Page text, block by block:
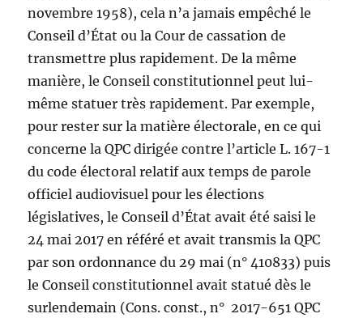
novembre 1958), cela n’a jamais empêché le
Conseil d’État ou la Cour de cassation de
transmettre plus rapidement. De la même
manière, le Conseil constitutionnel peut lui-
même statuer très rapidement. Par exemple,
pour rester sur la matière électorale, en ce qui
concerne la QPC dirigée contre l’article L. 167-1
du code électoral relatif aux temps de parole
officiel audiovisuel pour les élections
législatives, le Conseil d’État avait été saisi le
24 mai 2017 en référé et avait transmis la QPC
par son ordonnance du 29 mai (n° 410833) puis
le Conseil constitutionnel avait statué dès le
surlendemain (Cons. const., n° 2017-651 QPC